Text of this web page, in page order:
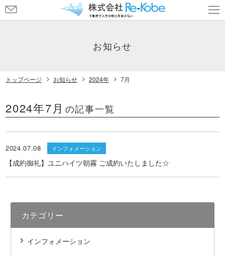
問
お知らせ
トップページ お知らせ 2024年 7月
2024年7月 の記事一覧
2024.07.08 インフォメーション
【成約御礼】ユニハイツ朝霧 ご成約いたしました☆
カテゴリー
インフォメーション